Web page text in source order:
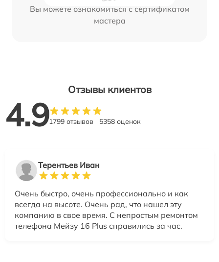
Вы можете ознакомиться с сертификатом
мастера
Отзывы клиентов
4.91799 отзывов 5358 оценок
Терентьев Иван
Очень быстро, очень профессионально и как
всегда на высоте. Очень рад, что нашел эту
компанию в свое время. С непростым ремонтом
телефона Мейзу 16 Plus справились за час.